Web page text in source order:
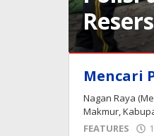
FEATURES
Juni
2026
Mencari
Nagan Raya
Makmur,
FEATURES